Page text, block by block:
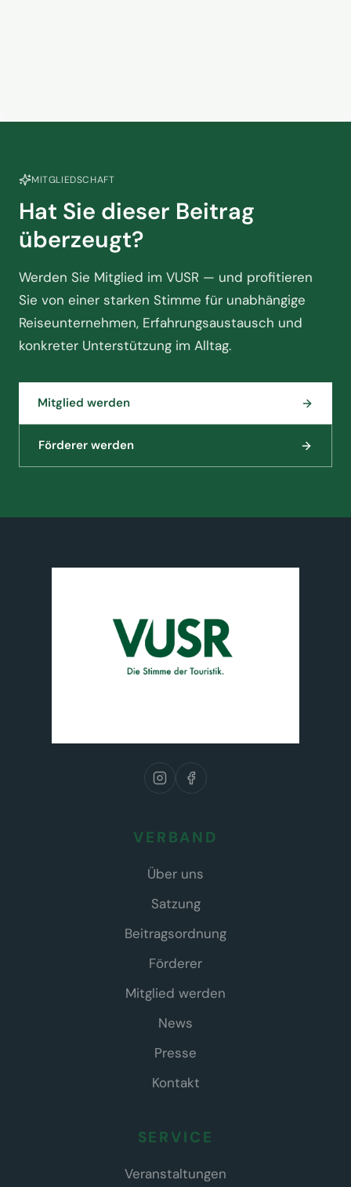
MITGLIEDSCHAFT
Hat Sie dieser Beitrag
überzeugt?
Werden Sie Mitglied im VUSR — und profitieren
Sie von einer starken Stimme für unabhängige
Reiseunternehmen, Erfahrungsaustausch und
konkreter Unterstützung im Alltag.
Mitglied werden
Förderer werden
VERBAND
Über uns
Satzung
Beitragsordnung
Förderer
Mitglied werden
News
Presse
Kontakt
SERVICE
Veranstaltungen